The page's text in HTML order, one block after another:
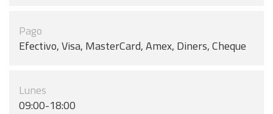
Pago
Efectivo, Visa, MasterCard, Amex, Diners, Cheque
Lunes
09:00-18:00